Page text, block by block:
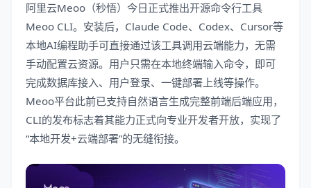
阿里云Meoo（秒悟）今日正式推出开源命令行工具
Meoo CLI。安装后，Claude Code、Codex、Cursor等
本地AI编程助手可直接通过该工具调用云端能力，无需
手动配置云资源。用户只需在本地终端输入命令，即可
完成数据库接入、用户登录、一键部署上线等操作。
Meoo平台此前已支持自然语言生成完整前端后端应用，
CLI的发布标志着其能力正式向专业开发者开放，实现了
“本地开发+云端部署”的无缝衔接。